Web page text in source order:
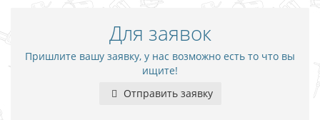
Для заявок
Пришлите вашу заявку, у нас возможно есть то что вы
ищите!
Отправить заявку